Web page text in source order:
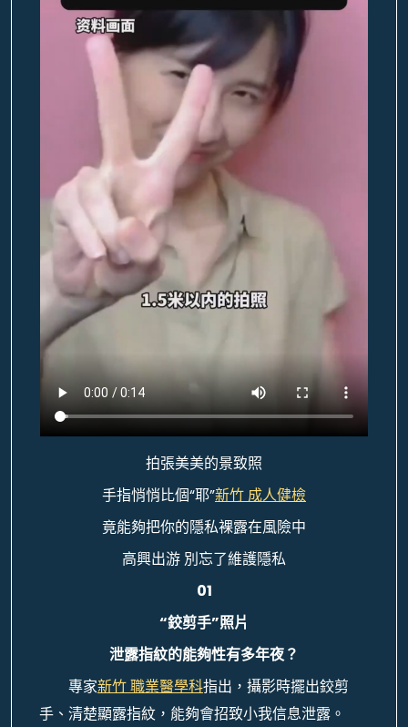
拍張美美的景致照
手指悄悄比個“耶”新竹 成人健檢
竟能夠把你的隱私裸露在風險中
高興出游 別忘了維護隱私
01
“鉸剪手”照片
泄露指紋的能夠性有多年夜？
專家新竹 職業醫學科指出，攝影時擺出鉸剪
手、清楚顯露指紋，能夠會招致小我信息泄露。